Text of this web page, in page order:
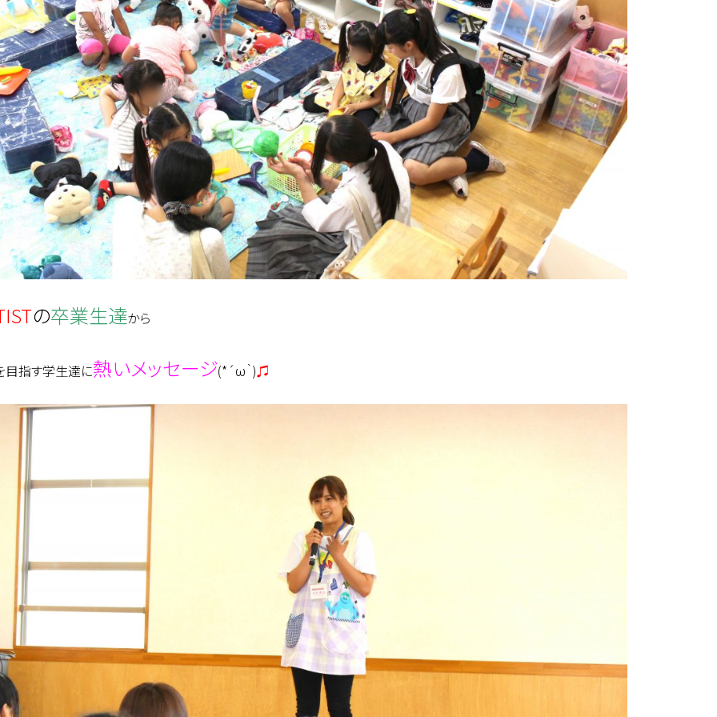
の卒業生達から
目指す学生達に熱いメッセージ(*´ω｀)♫